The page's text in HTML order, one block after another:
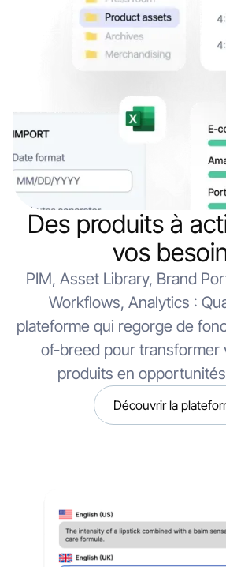
Des produits à
vos
PIM, Asset Library, Brand
Workflows, Analytics :
plateforme qui regorge de
of-breed pour transformer
produits en
Découvrir la